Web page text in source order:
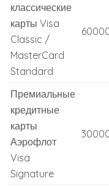
классические
карты Visa
Classic /
MasterCard
Standard
Премиальные
кредитные
карты
Аэрофлот
Visa
Signature